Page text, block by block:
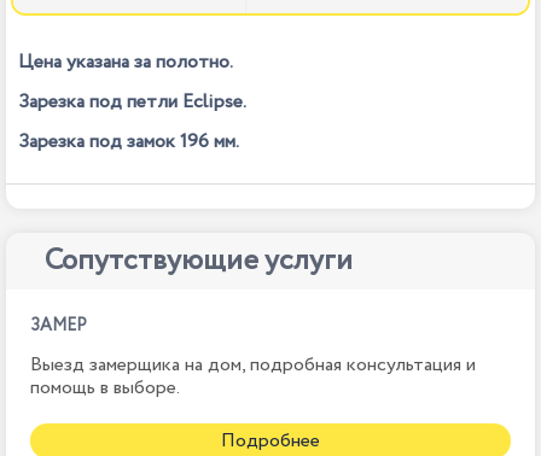
Цена указана за полотно.
Зарезка под петли Eclipse.
Зарезка под замок 196 мм.
Сопутствующие услуги
ЗАМЕР
Выезд замерщика на дом, подробная консультация и
помощь в выборе.
Подробнее